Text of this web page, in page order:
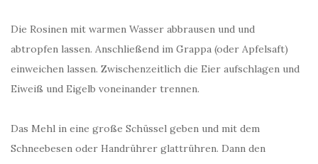
Die Rosinen mit warmen Wasser abbrausen und und
abtropfen lassen. Anschließend im Grappa (oder Apfelsaft)
einweichen lassen. Zwischenzeitlich die Eier aufschlagen und
Eiweiß und Eigelb voneinander trennen.
Das Mehl in eine große Schüssel geben und mit dem
Schneebesen oder Handrührer glattrühren. Dann den